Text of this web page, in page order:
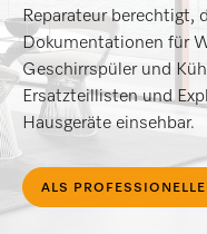
Reparateur berechtigt,
Dokumentationen für
Geschirrspüler und
Ersatzteillisten und
Hausgeräte einsehbar.
ALS